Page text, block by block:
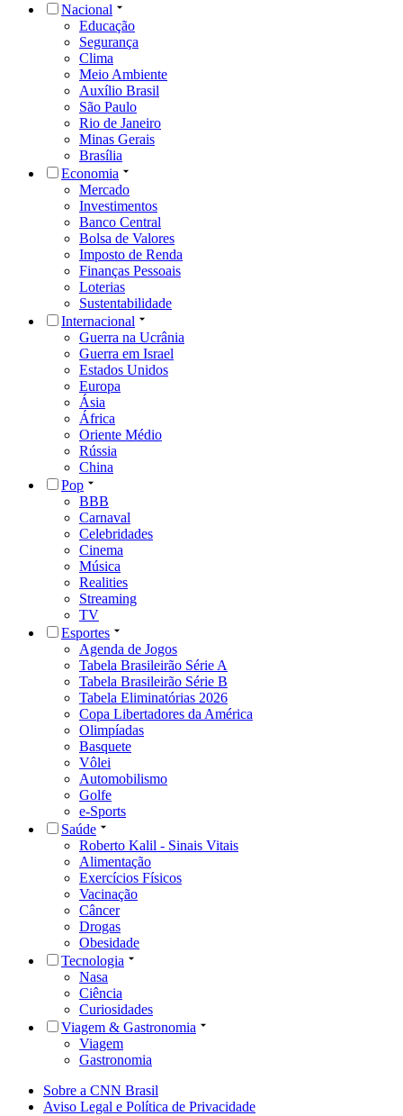
Nacional
Educação
Segurança
Clima
Meio Ambiente
Auxílio Brasil
São Paulo
Rio de Janeiro
Minas Gerais
Brasília
Economia
Mercado
Investimentos
Banco Central
Bolsa de Valores
Imposto de Renda
Finanças Pessoais
Loterias
Sustentabilidade
Internacional
Guerra na Ucrânia
Guerra em Israel
Estados Unidos
Europa
Ásia
África
Oriente Médio
Rússia
China
Pop
BBB
Carnaval
Celebridades
Cinema
Música
Realities
Streaming
TV
Esportes
Agenda de Jogos
Tabela Brasileirão Série A
Tabela Brasileirão Série B
Tabela Eliminatórias 2026
Copa Libertadores da América
Olimpíadas
Basquete
Vôlei
Automobilismo
Golfe
e-Sports
Saúde
Roberto Kalil - Sinais Vitais
Alimentação
Exercícios Físicos
Vacinação
Câncer
Drogas
Obesidade
Tecnologia
Nasa
Ciência
Curiosidades
Viagem & Gastronomia
Viagem
Gastronomia
Sobre a CNN Brasil
Aviso Legal e Política de Privacidade